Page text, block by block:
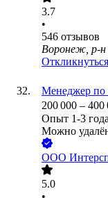
3.7
•
546 отзывов
Воронеж, р-н
Откликнуться
Менеджер
200 000 – 400
Опыт 1-3 года
Можно
ООО
5.0